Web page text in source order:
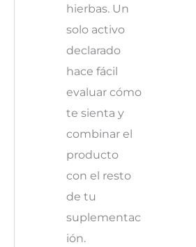
hierbas. Un
solo activo
declarado
hace fácil
evaluar cómo
te sienta y
combinar el
producto
con el resto
de tu
suplementac
ión.